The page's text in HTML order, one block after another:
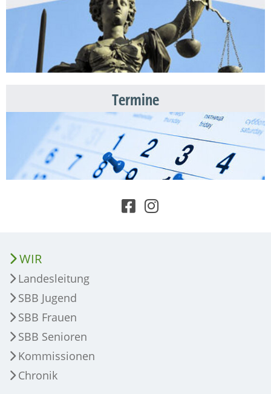
Termine
WIR
Landesleitung
SBB Jugend
SBB Frauen
SBB Senioren
Kommissionen
Chronik